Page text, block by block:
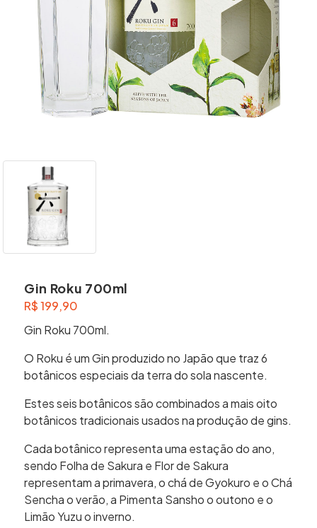
Gin Roku 700ml
R$199,90
Gin Roku 700ml.
O Roku é um Gin produzido no Japão que traz 6
botânicos especiais da terra do sola nascente.
Estes seis botânicos são combinados a mais oito
botânicos tradicionais usados na produção de gins.
Cada botânico representa uma estação do ano,
sendo Folha de Sakura e Flor de Sakura
representam a primavera, o chá de Gyokuro e o Chá
Sencha o verão, a Pimenta Sansho o outono e o
Limão Yuzu o inverno.